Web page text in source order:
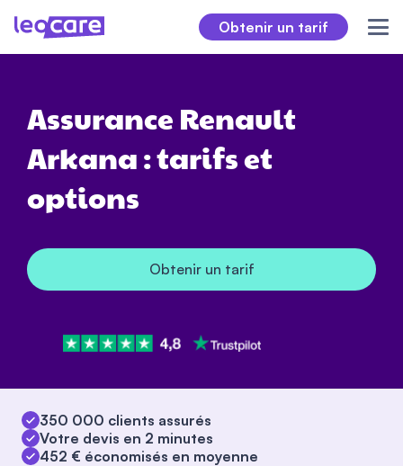
Obtenir un tarif
Assurance Renault
Arkana : tarifs et
options
Obtenir un tarif
350 000 clients assurés
Votre devis en 2 minutes
452 € économisés en moyenne